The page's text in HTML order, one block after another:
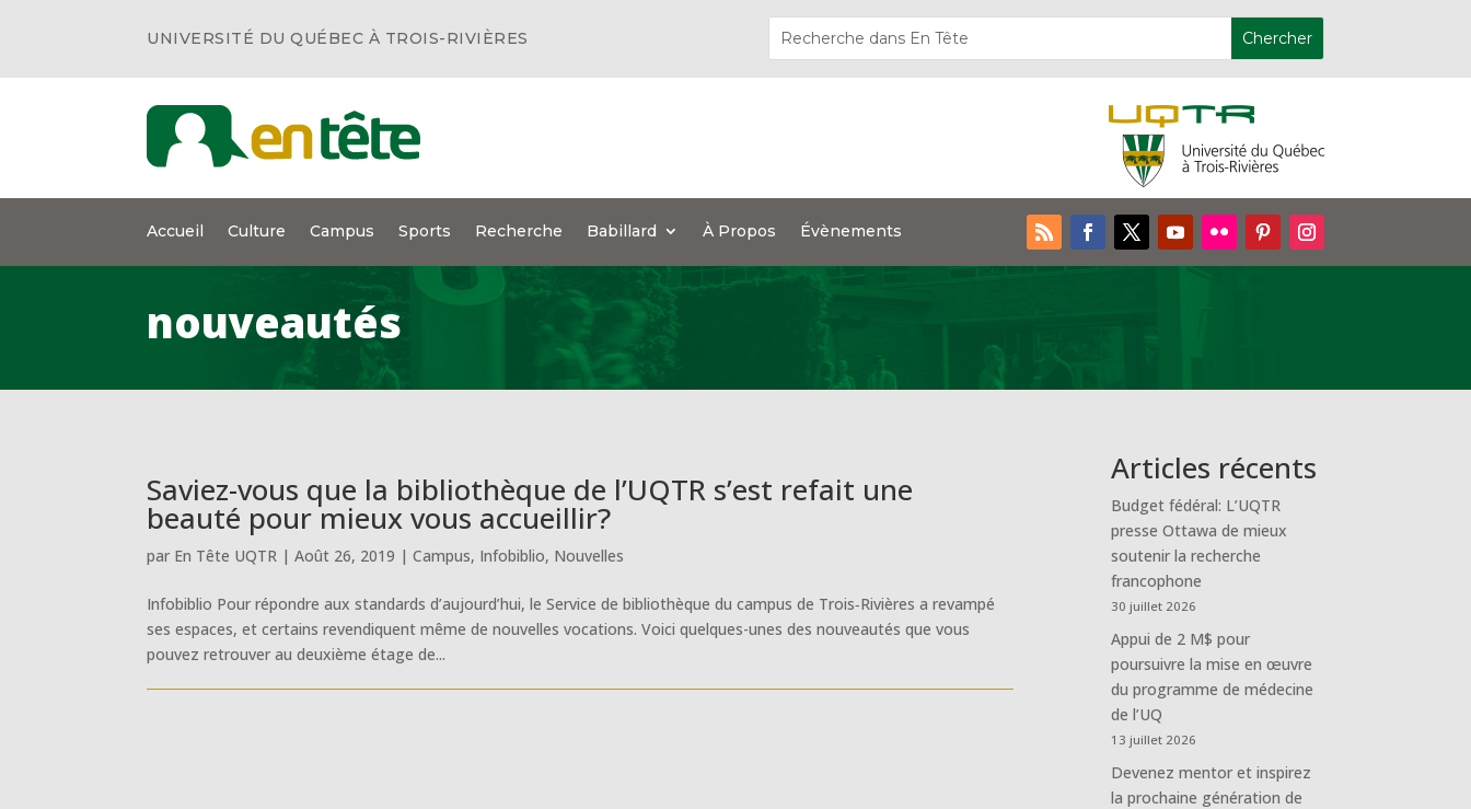
UNIVERSITÉ DU QUÉBEC À TROIS-RIVIÈRES
Accueil Culture Campus Sports Recherche Babillard À Propos Évènements
nouveautés
Saviez-vous que la bibliothèque de l’UQTR s’est refait une
beauté pour mieux vous accueillir?
par En Tête UQTR |Août 26, 2019 |Campus, Infobiblio, Nouvelles
Infobiblio Pour répondre aux standards d’aujourd’hui, le Service de bibliothèque du campus de Trois‑Rivières a revampé
ses espaces, et certains revendiquent même de nouvelles vocations. Voici quelques-unes des nouveautés que vous
pouvez retrouver au deuxième étage de...
Articles récents
Budget fédéral: L’UQTR
presse Ottawa de mieux
soutenir la recherche
francophone
30 juillet 2026
Appui de 2 M$ pour
poursuivre la mise en œuvre
du programme de médecine
de l’UQ
13 juillet 2026
Devenez mentor et inspirez
la prochaine génération de